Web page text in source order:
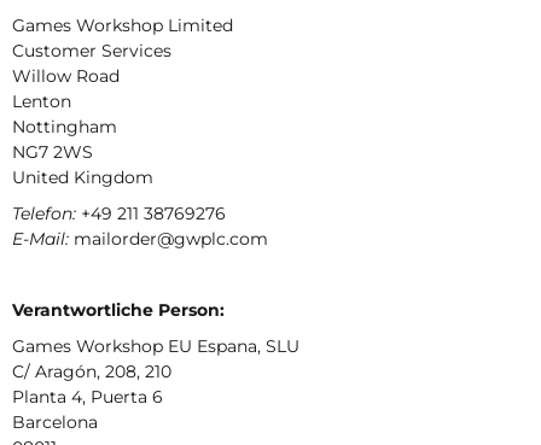
Games Workshop Limited
Customer Services
Willow Road
Lenton
Nottingham
NG7 2WS
United Kingdom
Telefon: +49 211 38769276
E-Mail: mailorder@gwplc.com
Verantwortliche Person:
Games Workshop EU Espana, SLU
C/ Aragón, 208, 210
Planta 4, Puerta 6
Barcelona